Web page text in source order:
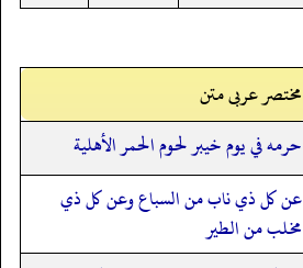
مختصر عربی متن
حرمه في يوم خيبر لحوم الحمر الأهلية
عن كل ذي ناب من السباع وعن كل ذي
مخلب من الطير